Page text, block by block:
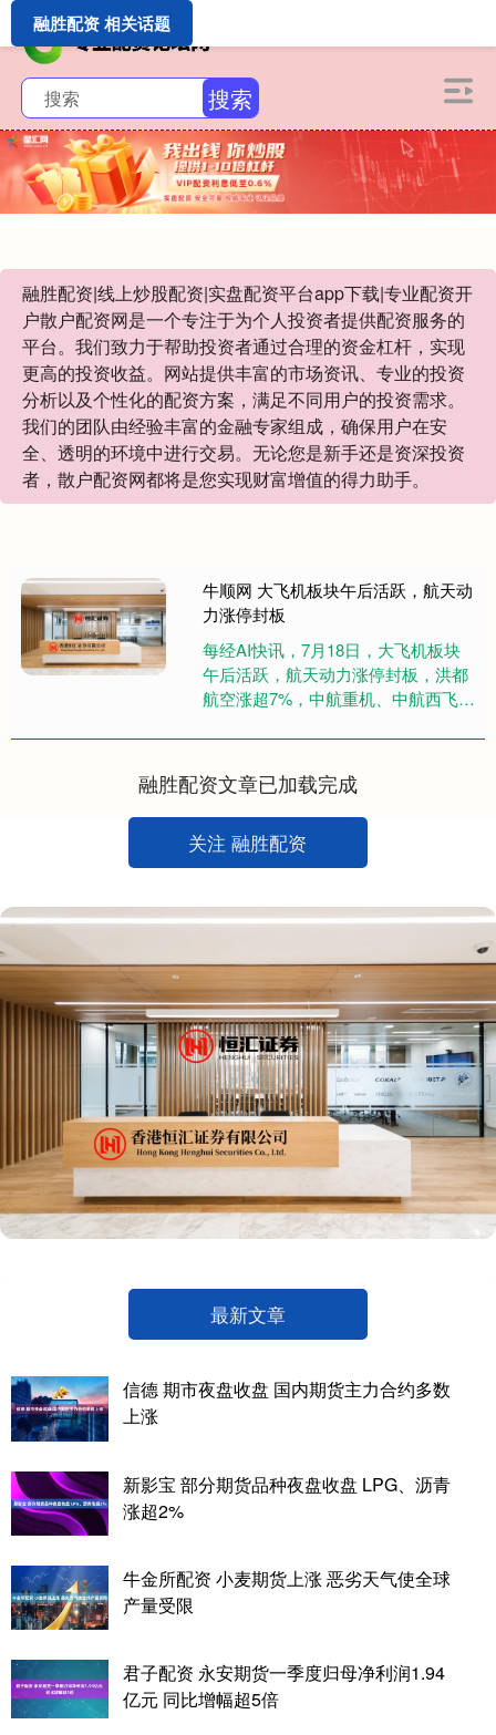
搜索
融胜配资|线上炒股配资|实盘配资平台app下载|专业配资开
户散户配资网是一个专注于为个人投资者提供配资服务的
平台。我们致力于帮助投资者通过合理的资金杠杆，实现
更高的投资收益。网站提供丰富的市场资讯、专业的投资
分析以及个性化的配资方案，满足不同用户的投资需求。
我们的团队由经验丰富的金融专家组成，确保用户在安
全、透明的环境中进行交易。无论您是新手还是资深投资
者，散户配资网都将是您实现财富增值的得力助手。
融胜配资 相关话题
牛顺网 大飞机板块午后活跃，航天动
力涨停封板
每经AI快讯，7月18日，大飞机板块
午后活跃，航天动力涨停封板，洪都
航空涨超7%，中航重机、中航西飞、
融胜配资文章已加载完成
关注 融胜配资
最新文章
信德 期市夜盘收盘 国内期货主力合约多数
上涨
新影宝 部分期货品种夜盘收盘 LPG、沥青
涨超2%
牛金所配资 小麦期货上涨 恶劣天气使全球
产量受限
君子配资 永安期货一季度归母净利润1.94
亿元 同比增幅超5倍